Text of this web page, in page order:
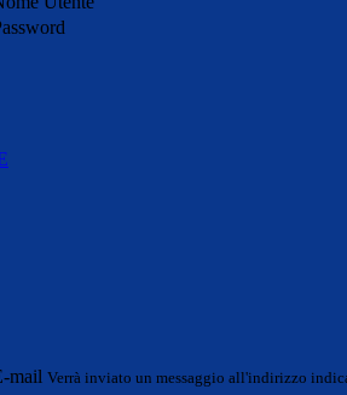
mail Verrà inviato un messaggio all'indirizzo